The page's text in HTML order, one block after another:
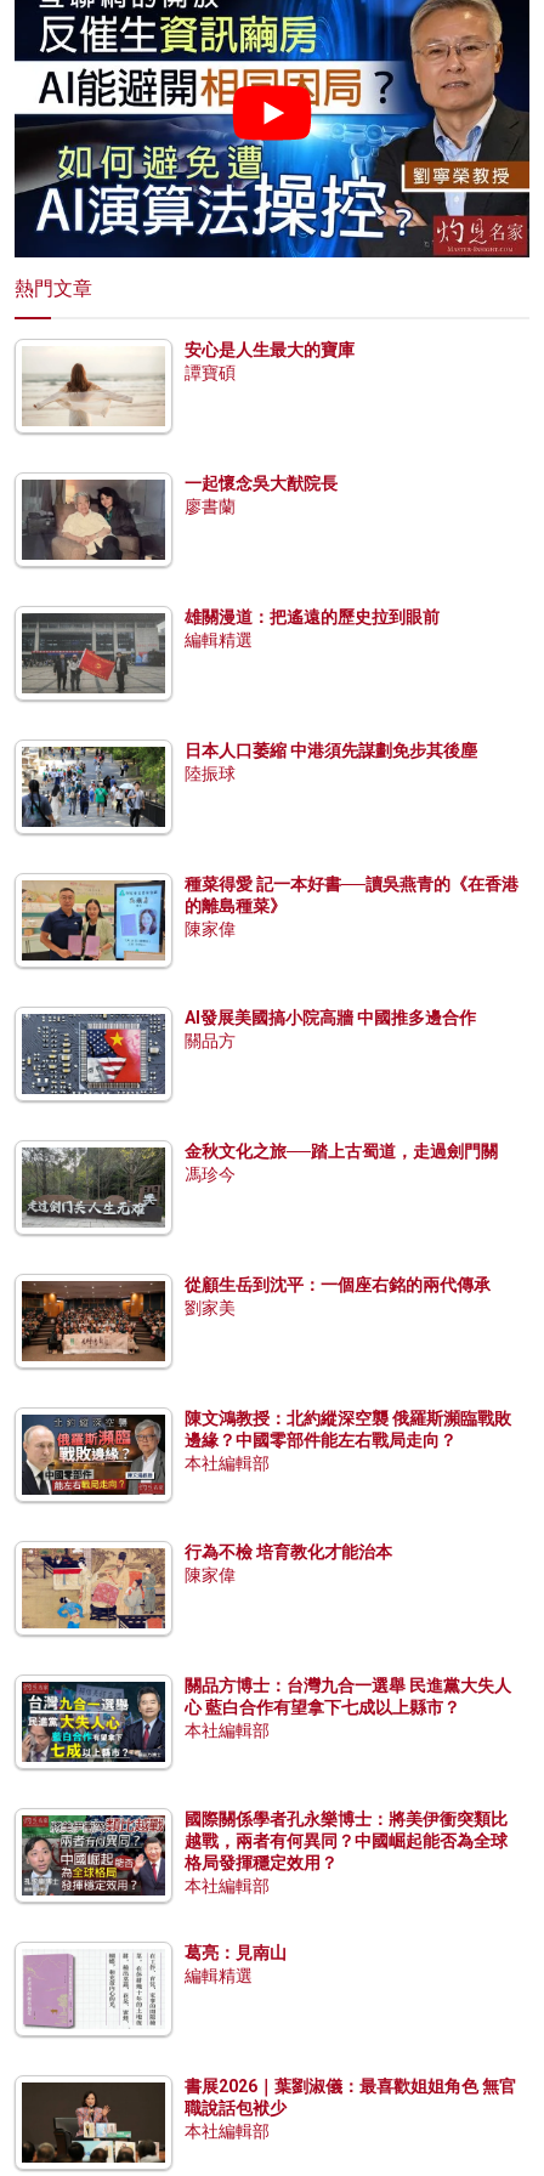
熱門文章
安心是人生最大的寶庫
譚寶碩
一起懷念吳大猷院長
廖書蘭
雄關漫道：把遙遠的歷史拉到眼前
編輯精選
日本人口萎縮 中港須先謀劃免步其後塵
陸振球
種菜得愛 記一本好書──讀吳燕青的《在香港
的離島種菜》
陳家偉
AI發展美國搞小院高牆 中國推多邊合作
關品方
金秋文化之旅──踏上古蜀道，走過劍門關
馮珍今
從顧生岳到沈平：一個座右銘的兩代傳承
劉家美
陳文鴻教授：北約縱深空襲 俄羅斯瀕臨戰敗
邊緣？中國零部件能左右戰局走向？
本社編輯部
行為不檢 培育教化才能治本
陳家偉
關品方博士：台灣九合一選舉 民進黨大失人
心 藍白合作有望拿下七成以上縣市？
本社編輯部
國際關係學者孔永樂博士：將美伊衝突類比
越戰，兩者有何異同？中國崛起能否為全球
格局發揮穩定效用？
本社編輯部
葛亮：見南山
編輯精選
書展2026｜葉劉淑儀：最喜歡姐姐角色 無官
職說話包袱少
本社編輯部